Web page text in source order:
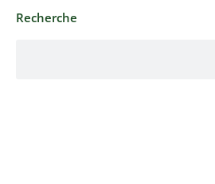
Recherche